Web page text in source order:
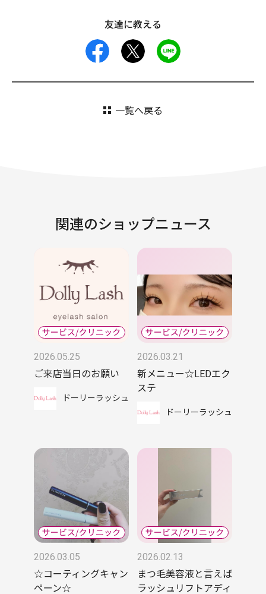
友達に教える
facebook
一覧へ戻る
関連のショップニュース
2026.05.25
ご来店当日のお願い
ドーリーラッシュ
2026.03.21
新メニュー☆LEDエク
ステ
ドーリーラッシュ
2026.03.05
☆コーティングキャン
ペーン☆
2026.02.13
まつ毛美容液と言えば
ラッシュリフトアディ